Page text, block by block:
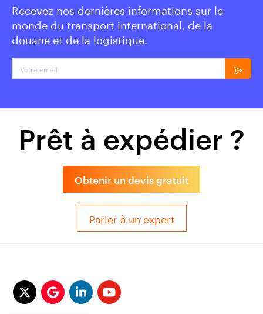
Recevez nos dernières informations sur le
monde du transport international, de la
douane et de la logistique.
Votre email
Prêt à expédier ?
Obtenir un devis gratuit
Parler à un expert